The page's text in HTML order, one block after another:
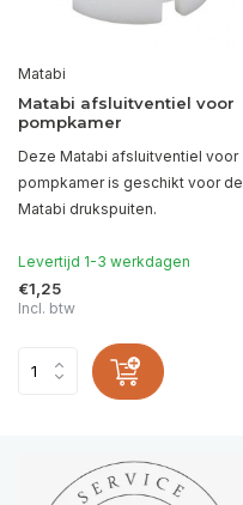
Matabi
Matabi afsluitventiel voor
pompkamer
Deze Matabi afsluitventiel voor
pompkamer is geschikt voor de
Matabi drukspuiten.
Levertijd 1-3 werkdagen
€1,25
Incl. btw